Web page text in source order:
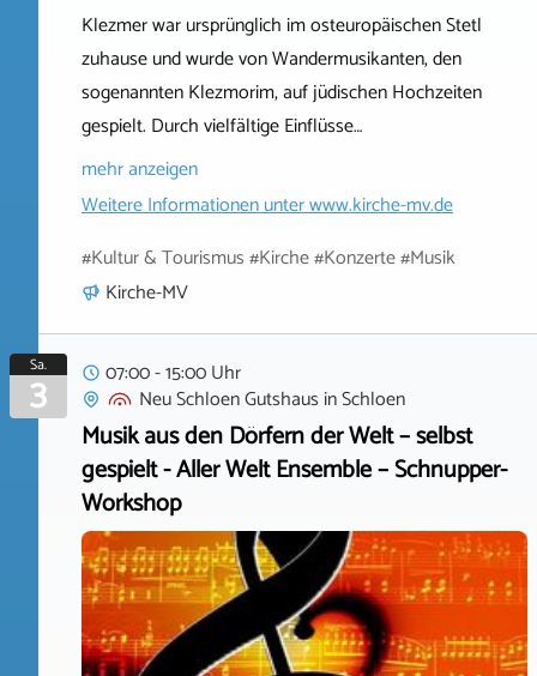
Klezmer war ursprünglich im osteuropäischen Stetl
zuhause und wurde von Wandermusikanten, den
sogenannten Klezmorim, auf jüdischen Hochzeiten
gespielt. Durch vielfältige Einflüsse…
mehr anzeigen
Weitere Informationen unterwww.kirche-mv.de
#Kultur & Tourismus #Kirche #Konzerte #Musik
Kirche-MV
Sa.
3
07:00 - 15:00 Uhr
Neu Schloen Gutshaus inSchloen
Musik aus den Dörfern der Welt – selbst
gespielt - Aller Welt Ensemble – Schnupper-
Workshop